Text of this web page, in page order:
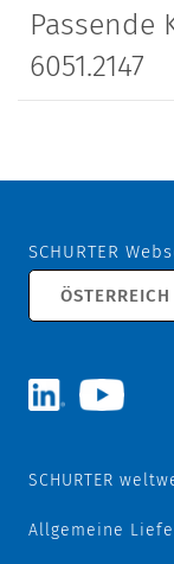
Passende
6051.2147
SCHURTER
SCHURTER
Allgemeine